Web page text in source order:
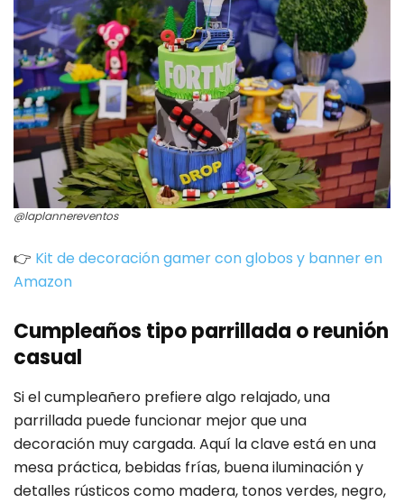
@laplannereventos
👉 Kit de decoración gamer con globos y banner en
Amazon
Cumpleaños tipo parrillada o reunión
casual
Si el cumpleañero prefiere algo relajado, una
parrillada puede funcionar mejor que una
decoración muy cargada. Aquí la clave está en una
mesa práctica, bebidas frías, buena iluminación y
detalles rústicos como madera, tonos verdes, negro,